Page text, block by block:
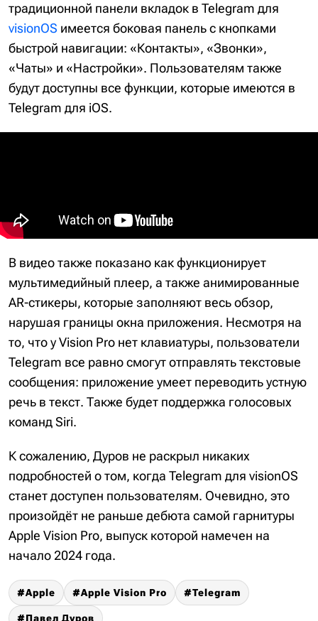
традиционной панели вкладок в Telegram для
visionOS имеется боковая панель с кнопками
быстрой навигации: «Контакты», «Звонки»,
«Чаты» и «Настройки». Пользователям также
будут доступны все функции, которые имеются в
Telegram для iOS.
В видео также показано как функционирует
мультимедийный плеер, а также анимированные
AR-стикеры, которые заполняют весь обзор,
нарушая границы окна приложения. Несмотря на
то, что у Vision Pro нет клавиатуры, пользователи
Telegram все равно смогут отправлять текстовые
сообщения: приложение умеет переводить устную
речь в текст. Также будет поддержка голосовых
команд Siri.
К сожалению, Дуров не раскрыл никаких
подробностей о том, когда Telegram для visionOS
станет доступен пользователям. Очевидно, это
произойдёт не раньше дебюта самой гарнитуры
Apple Vision Pro, выпуск которой намечен на
начало 2024 года.
Apple Apple Vision Pro Telegram
Павел Дуров